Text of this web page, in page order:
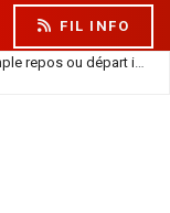
FIL INFO
Doukouré absent de la feuille de match : simple repos ou départ imminent ?